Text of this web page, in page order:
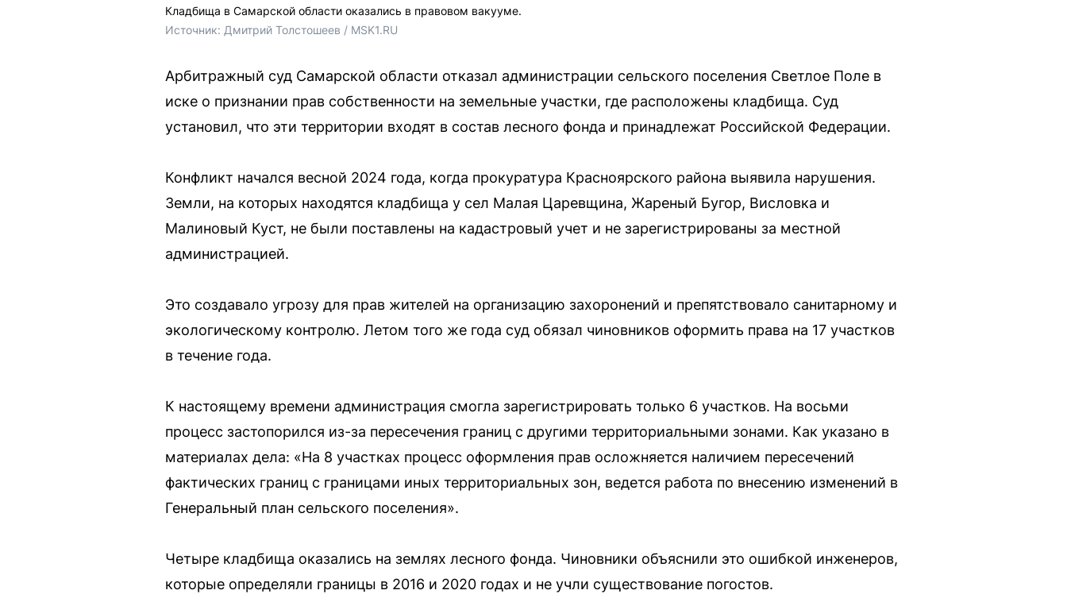
Кладбища в Самарской области оказались в правовом вакууме.
Источник: Дмитрий Толстошеев / MSK1.RU
Арбитражный суд Самарской области отказал администрации сельского поселения Светлое Поле в
иске о признании прав собственности на земельные участки, где расположены кладбища. Суд
установил, что эти территории входят в состав лесного фонда и принадлежат Российской Федерации.
Конфликт начался весной 2024 года, когда прокуратура Красноярского района выявила нарушения.
Земли, на которых находятся кладбища у сел Малая Царевщина, Жареный Бугор, Висловка и
Малиновый Куст, не были поставлены на кадастровый учет и не зарегистрированы за местной
администрацией.
Это создавало угрозу для прав жителей на организацию захоронений и препятствовало санитарному и
экологическому контролю. Летом того же года суд обязал чиновников оформить права на 17 участков
в течение года.
К настоящему времени администрация смогла зарегистрировать только 6 участков. На восьми
процесс застопорился из-за пересечения границ с другими территориальными зонами. Как указано в
материалах дела: «На 8 участках процесс оформления прав осложняется наличием пересечений
фактических границ с границами иных территориальных зон, ведется работа по внесению изменений в
Генеральный план сельского поселения».
Четыре кладбища оказались на землях лесного фонда. Чиновники объяснили это ошибкой инженеров,
которые определяли границы в 2016 и 2020 годах и не учли существование погостов.